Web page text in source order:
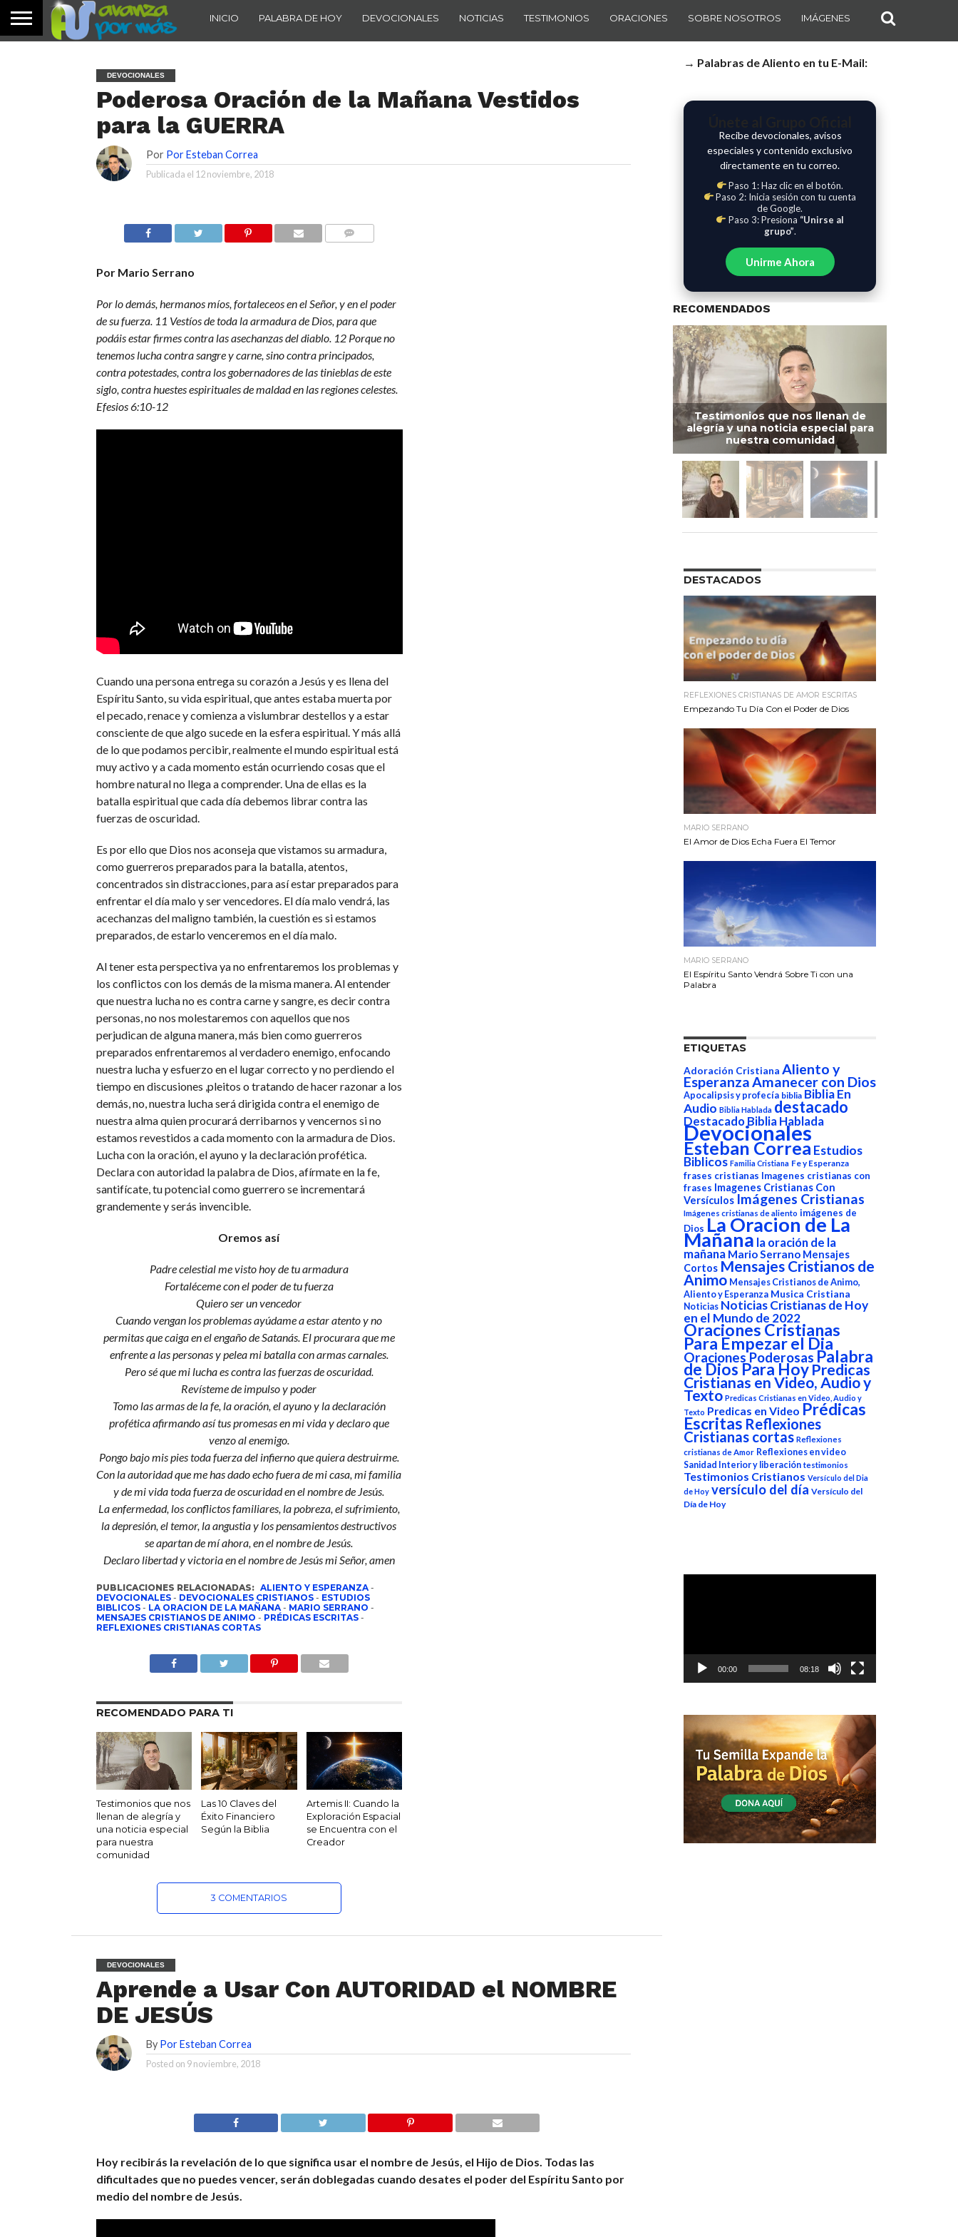
INICIO PALABRA DE HOY DEVOCIONALES NOTICIAS TESTIMONIOS ORACIONES SOBRE NOSOTROS IMÁGENES
DEVOCIONALES
Poderosa Oración de la Mañana Vestidos
para la GUERRA
Por Por Esteban Correa
Publicada el 12 noviembre, 2018
Por Mario Serrano
Por lo demás, hermanos míos, fortaleceos en el Señor, y en el poder
de su fuerza. 11 Vestíos de toda la armadura de Dios, para que
podáis estar firmes contra las asechanzas del diablo. 12 Porque no
tenemos lucha contra sangre y carne, sino contra principados,
contra potestades, contra los gobernadores de las tinieblas de este
siglo, contra huestes espirituales de maldad en las regiones celestes.
Efesios 6:10-12
Cuando una persona entrega su corazón a Jesús y es llena del
Espíritu Santo, su vida espiritual, que antes estaba muerta por
el pecado, renace y comienza a vislumbrar destellos y a estar
consciente de que algo sucede en la esfera espiritual. Y más allá
de lo que podamos percibir, realmente el mundo espiritual está
muy activo y a cada momento están ocurriendo cosas que el
hombre natural no llega a comprender. Una de ellas es la
batalla espiritual que cada día debemos librar contra las
fuerzas de oscuridad.
Es por ello que Dios nos aconseja que vistamos su armadura,
como guerreros preparados para la batalla, atentos,
concentrados sin distracciones, para así estar preparados para
enfrentar el día malo y ser vencedores. El día malo vendrá, las
acechanzas del maligno también, la cuestión es si estamos
preparados, de estarlo venceremos en el día malo.
Al tener esta perspectiva ya no enfrentaremos los problemas y
los conflictos con los demás de la misma manera. Al entender
que nuestra lucha no es contra carne y sangre, es decir contra
personas, no nos molestaremos con aquellos que nos
perjudican de alguna manera, más bien como guerreros
preparados enfrentaremos al verdadero enemigo, enfocando
nuestra lucha y esfuerzo en el lugar correcto y no perdiendo el
tiempo en discusiones ,pleitos o tratando de hacer razonar a los
demás, no, nuestra lucha será dirigida contra el enemigo de
nuestra alma quien procurará derribarnos y vencernos si no
estamos revestidos a cada momento con la armadura de Dios.
Lucha con la oración, el ayuno y la declaración profética.
Declara con autoridad la palabra de Dios, afírmate en la fe,
santifícate, tu potencial como guerrero se incrementará
grandemente y serás invencible.
Oremos así
Padre celestial me visto hoy de tu armadura
Fortaléceme con el poder de tu fuerza
Quiero ser un vencedor
Cuando vengan los problemas ayúdame a estar atento y no
permitas que caiga en el engaño de Satanás. El procurara que me
enfrente a las personas y pelea mi batalla con armas carnales.
Pero sé que mi lucha es contra las fuerzas de oscuridad.
Revísteme de impulso y poder
Tomo las armas de la fe, la oración, el ayuno y la declaración
profética afirmando así tus promesas en mi vida y declaro que
venzo al enemigo.
Pongo bajo mis pies toda fuerza del infierno que quiera destruirme.
Con la autoridad que me has dado echo fuera de mi casa, mi familia
y de mi vida toda fuerza de oscuridad en el nombre de Jesús.
La enfermedad, los conflictos familiares, la pobreza, el sufrimiento,
la depresión, el temor, la angustia y los pensamientos destructivos
se apartan de mí ahora, en el nombre de Jesús.
Declaro libertad y victoria en el nombre de Jesús mi Señor, amen
PUBLICACIONES RELACIONADAS: ALIENTO Y ESPERANZA-
DEVOCIONALES- DEVOCIONALES CRISTIANOS- ESTUDIOS
BIBLICOS- LA ORACION DE LA MAÑANA- MARIO SERRANO -
MENSAJES CRISTIANOS DE ANIMO - PRÉDICAS ESCRITAS-
REFLEXIONES CRISTIANAS CORTAS
RECOMENDADO PARA TI
Testimonios que nos
llenan de alegría y
una noticia especial
para nuestra
comunidad
Las 10 Claves del
Éxito Financiero
Según la Biblia
Artemis II: Cuando la
Exploración Espacial
se Encuentra con el
Creador
3 COMENTARIOS
DEVOCIONALES
Aprende a Usar Con AUTORIDAD el NOMBRE
DE JESÚS
By Por Esteban Correa
Posted on 9 noviembre, 2018
Hoy recibirás la revelación de lo que significa usar el nombre de Jesús, el Hijo de Dios. Todas las
dificultades que no puedes vencer, serán doblegadas cuando desates el poder del Espíritu Santo por
medio del nombre de Jesús.
→ Palabras de Aliento en tu E-Mail:
Recibe devocionales, avisos
especiales y contenido exclusivo
directamente en tu correo.
Paso 1: Haz clic en el botón.
Paso 2: Inicia sesión con tu cuenta
de Google.
Paso 3: Presiona “Unirse al
grupo”.
Unirme Ahora
RECOMENDADOS
Testimonios que nos llenan de
alegría y una noticia especial para
nuestra comunidad
DESTACADOS
REFLEXIONES CRISTIANAS DE AMOR ESCRITAS
Empezando Tu Día Con el Poder de Dios
MARIO SERRANO
El Amor de Dios Echa Fuera El Temor
MARIO SERRANO
El Espíritu Santo Vendrá Sobre Ti con una
Palabra
ETIQUETAS
Adoración Cristiana Aliento y
EsperanzaAmanecer con Dios
Apocalipsis y profecía biblia Biblia En
Audio Biblia Hablada destacado
Destacado Biblia Hablada
Devocionales
Esteban Correa Estudios
Biblicos Familia Cristiana Fe y Esperanza
frases cristianas Imagenes cristianas con
frases Imagenes Cristianas Con
Versículos Imágenes Cristianas
Imágenes cristianas de aliento imágenes de
Dios La Oracion de La
Mañana la oración de la
mañana Mario Serrano Mensajes
Cortos Mensajes Cristianos de
Animo Mensajes Cristianos de Animo,
Aliento y Esperanza Musica Cristiana
Noticias Noticias Cristianas de Hoy
en el Mundo de 2022
Oraciones Cristianas
Para Empezar el Dia
Oraciones Poderosas Palabra
de Dios Para HoyPredicas
Cristianas en Video, Audio y
Texto Predicas Cristianas en Video, Audio y
Texto Predicas en Video Prédicas
Escritas Reflexiones
Cristianas cortas Reflexiones
cristianas de Amor Reflexiones en video
Sanidad Interior y liberación testimonios
Testimonios Cristianos Versículo del Dia
de Hoy versículo del día Versículo del
Día de Hoy
Reproductor
00:00 08:18